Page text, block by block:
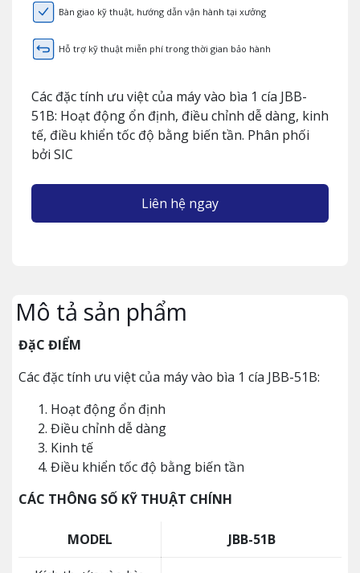
Bàn giao kỹ thuật, hướng dẫn vận hành tại xưởng
Hỗ trợ kỹ thuật miễn phí trong thời gian bảo hành
Các đặc tính ưu việt của máy vào bìa 1 cía JBB-
51B: Hoạt động ổn định, điều chỉnh dễ dàng, kinh
tế, điều khiển tốc độ bằng biến tần. Phân phối
bởi SIC
Liên hệ ngay
Mô tả sản phẩm
ĐặC ĐIỂM
Các đặc tính ưu việt của máy vào bìa 1 cía JBB-51B:
Hoạt động ổn định
Điều chỉnh dễ dàng
Kinh tế
Điều khiển tốc độ bằng biến tần
CÁC THÔNG SỐ KỸ THUẬT CHÍNH
MODEL JBB-51B